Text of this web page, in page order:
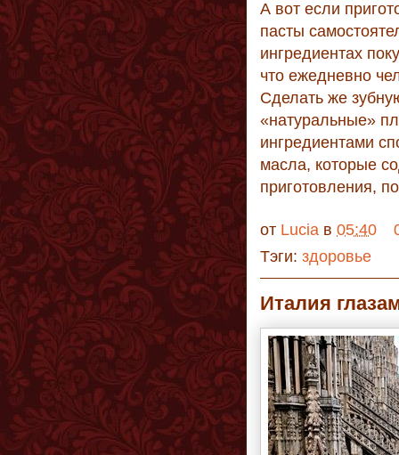
А вот если
пасты
ингредиентах
что ежедневно
Сделать же
«натуральные»
ингредиентами
масла, которые
приготовления,
от Lucia в 05:40
Тэги: здоровье
Италия